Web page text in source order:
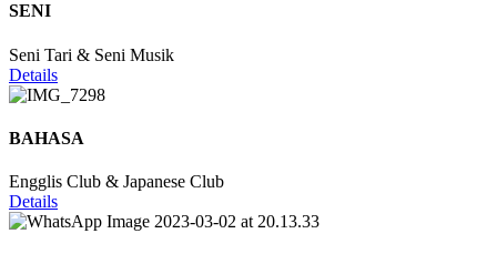
SENI
Seni Tari & Seni Musik
Details
BAHASA
Engglis Club & Japanese Club
Details